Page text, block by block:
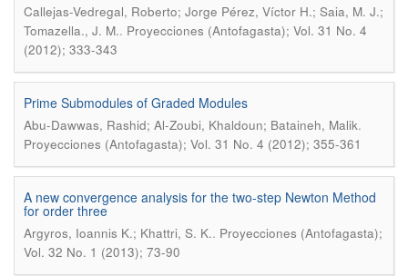
Callejas-Vedregal, Roberto; Jorge Pérez, Víctor H.; Saia, M. J.;
Tomazella., J. M.. Proyecciones (Antofagasta); Vol. 31 No. 4
(2012); 333-343
Prime Submodules of Graded Modules
Abu-Dawwas, Rashid; Al-Zoubi, Khaldoun; Bataineh, Malik.
Proyecciones (Antofagasta); Vol. 31 No. 4 (2012); 355-361
A new convergence analysis for the two-step Newton Method
for order three
Argyros, Ioannis K.; Khattri, S. K.. Proyecciones (Antofagasta);
Vol. 32 No. 1 (2013); 73-90